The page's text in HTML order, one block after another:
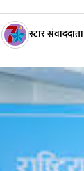
स्टार संवाददाता